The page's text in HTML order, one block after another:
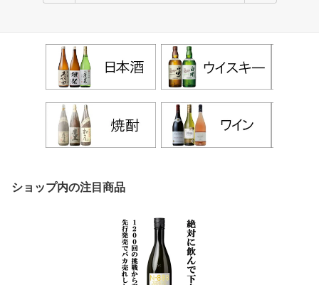
ショップ内の注目商品